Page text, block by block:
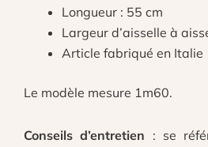
Longueur : 55 cm
Largeur d’aisselle à
Article fabriqué en Italie
Le modèle mesure 1m60.
Conseils d’entretien : se